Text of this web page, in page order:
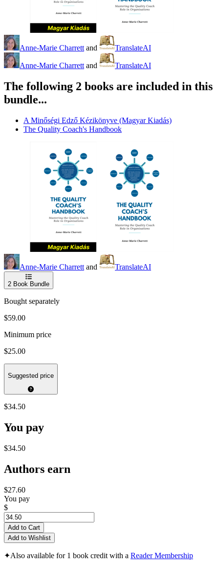
Anne-Marie Charrettand TranslateAI
Anne-Marie Charrettand TranslateAI
The following 2 books are included in this
bundle...
A Minőségi Edző Kézikönyve (Magyar Kiadás)
The Quality Coach's Handbook
Anne-Marie Charrett and TranslateAI
2 Book Bundle
Bought separately
$59.00
Minimum price
$25.00
Suggested price
$34.50
You pay
$34.50
Authors earn
$27.60
You pay
$
Add to Cart
Add to Wishlist
✦Also available for 1 book credit with a Reader Membership